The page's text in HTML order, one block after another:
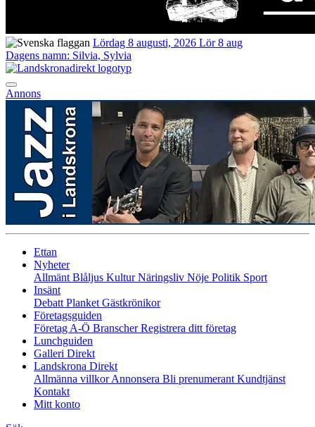
Lördag 8 augusti, 2026 Lör 8 aug
Dagens namn: Silvia, Sylvia
Annons
Ettan
Nyheter
Allmänt Blåljus KulturNäringsliv Nöje Politik Sport
Insänt
Debatt Planket Gästkrönikor
Företagsguiden
Företag A-Ö BranscherRegistrera ditt företag
Lunchguiden
Galleri Direkt
Landskrona Direkt
Allmänna villkorAnnonsera Bli prenumerant Kundtjänst
Kontakt
Mitt konto